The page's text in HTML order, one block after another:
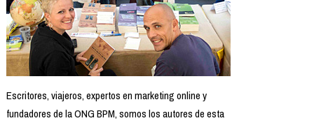
Escritores, viajeros, expertos en marketing online y
fundadores de la ONG BPM, somos los autores de esta